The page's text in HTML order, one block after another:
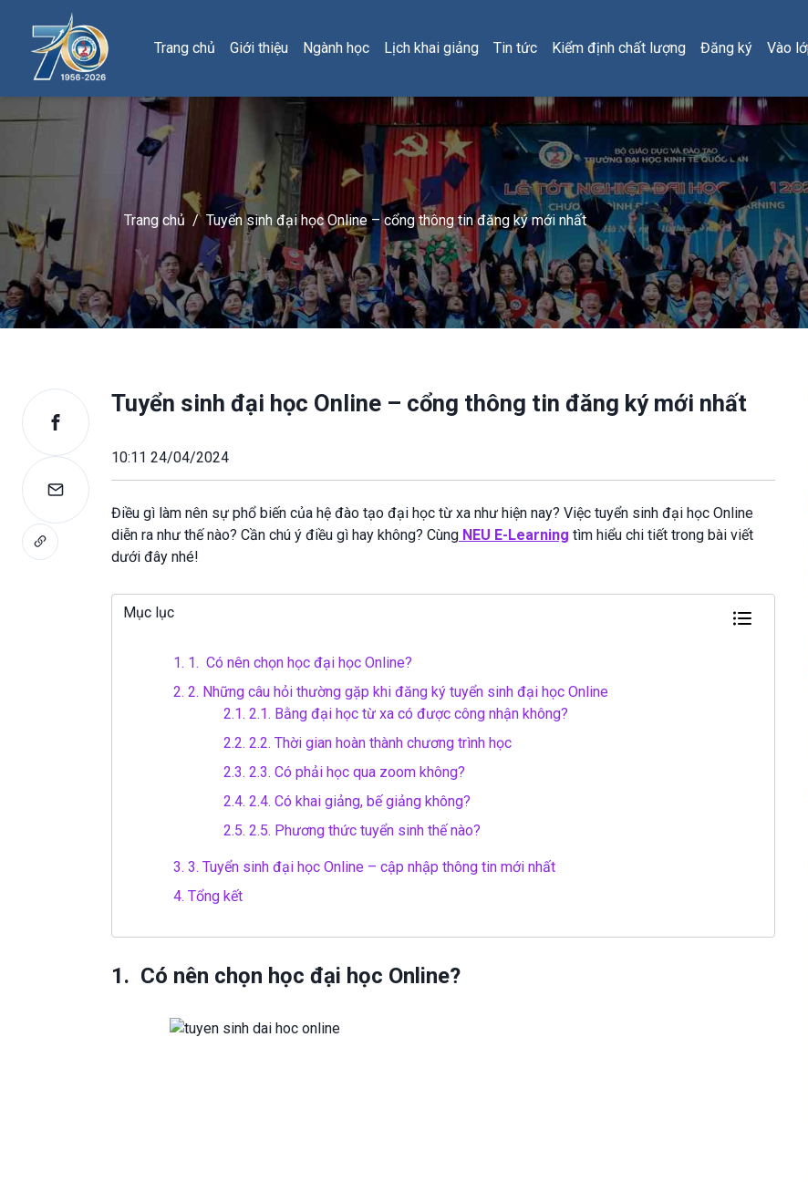
Trang chủ Giới thiệu Ngành học Lịch khai giảng Tin tức Kiểm định chất lượng Đăng ký Vào
Trang chủ / Tuyển sinh đại học Online – cổng thông tin đăng ký mới nhất
Tuyển sinh đại học Online – cổng thông tin đăng ký mới nhất
10:11 24/04/2024
Điều gì làm nên sự phổ biến của hệ đào tạo đại học từ xa như hiện nay? Việc tuyển sinh đại học Online
diễn ra như thế nào? Cần chú ý điều gì hay không? Cùng NEU E-Learning tìm hiểu chi tiết trong bài viết
dưới đây nhé!
Mục lục
1. 1. Có nên chọn học đại học Online?
2. 2. Những câu hỏi thường gặp khi đăng ký tuyển sinh đại học Online
2.1. 2.1. Bằng đại học từ xa có được công nhận không?
2.2. 2.2. Thời gian hoàn thành chương trình học
2.3. 2.3. Có phải học qua zoom không?
2.4. 2.4. Có khai giảng, bế giảng không?
2.5. 2.5. Phương thức tuyển sinh thế nào?
3. 3. Tuyển sinh đại học Online – cập nhập thông tin mới nhất
4. Tổng kết
1. Có nên chọn học đại học Online?